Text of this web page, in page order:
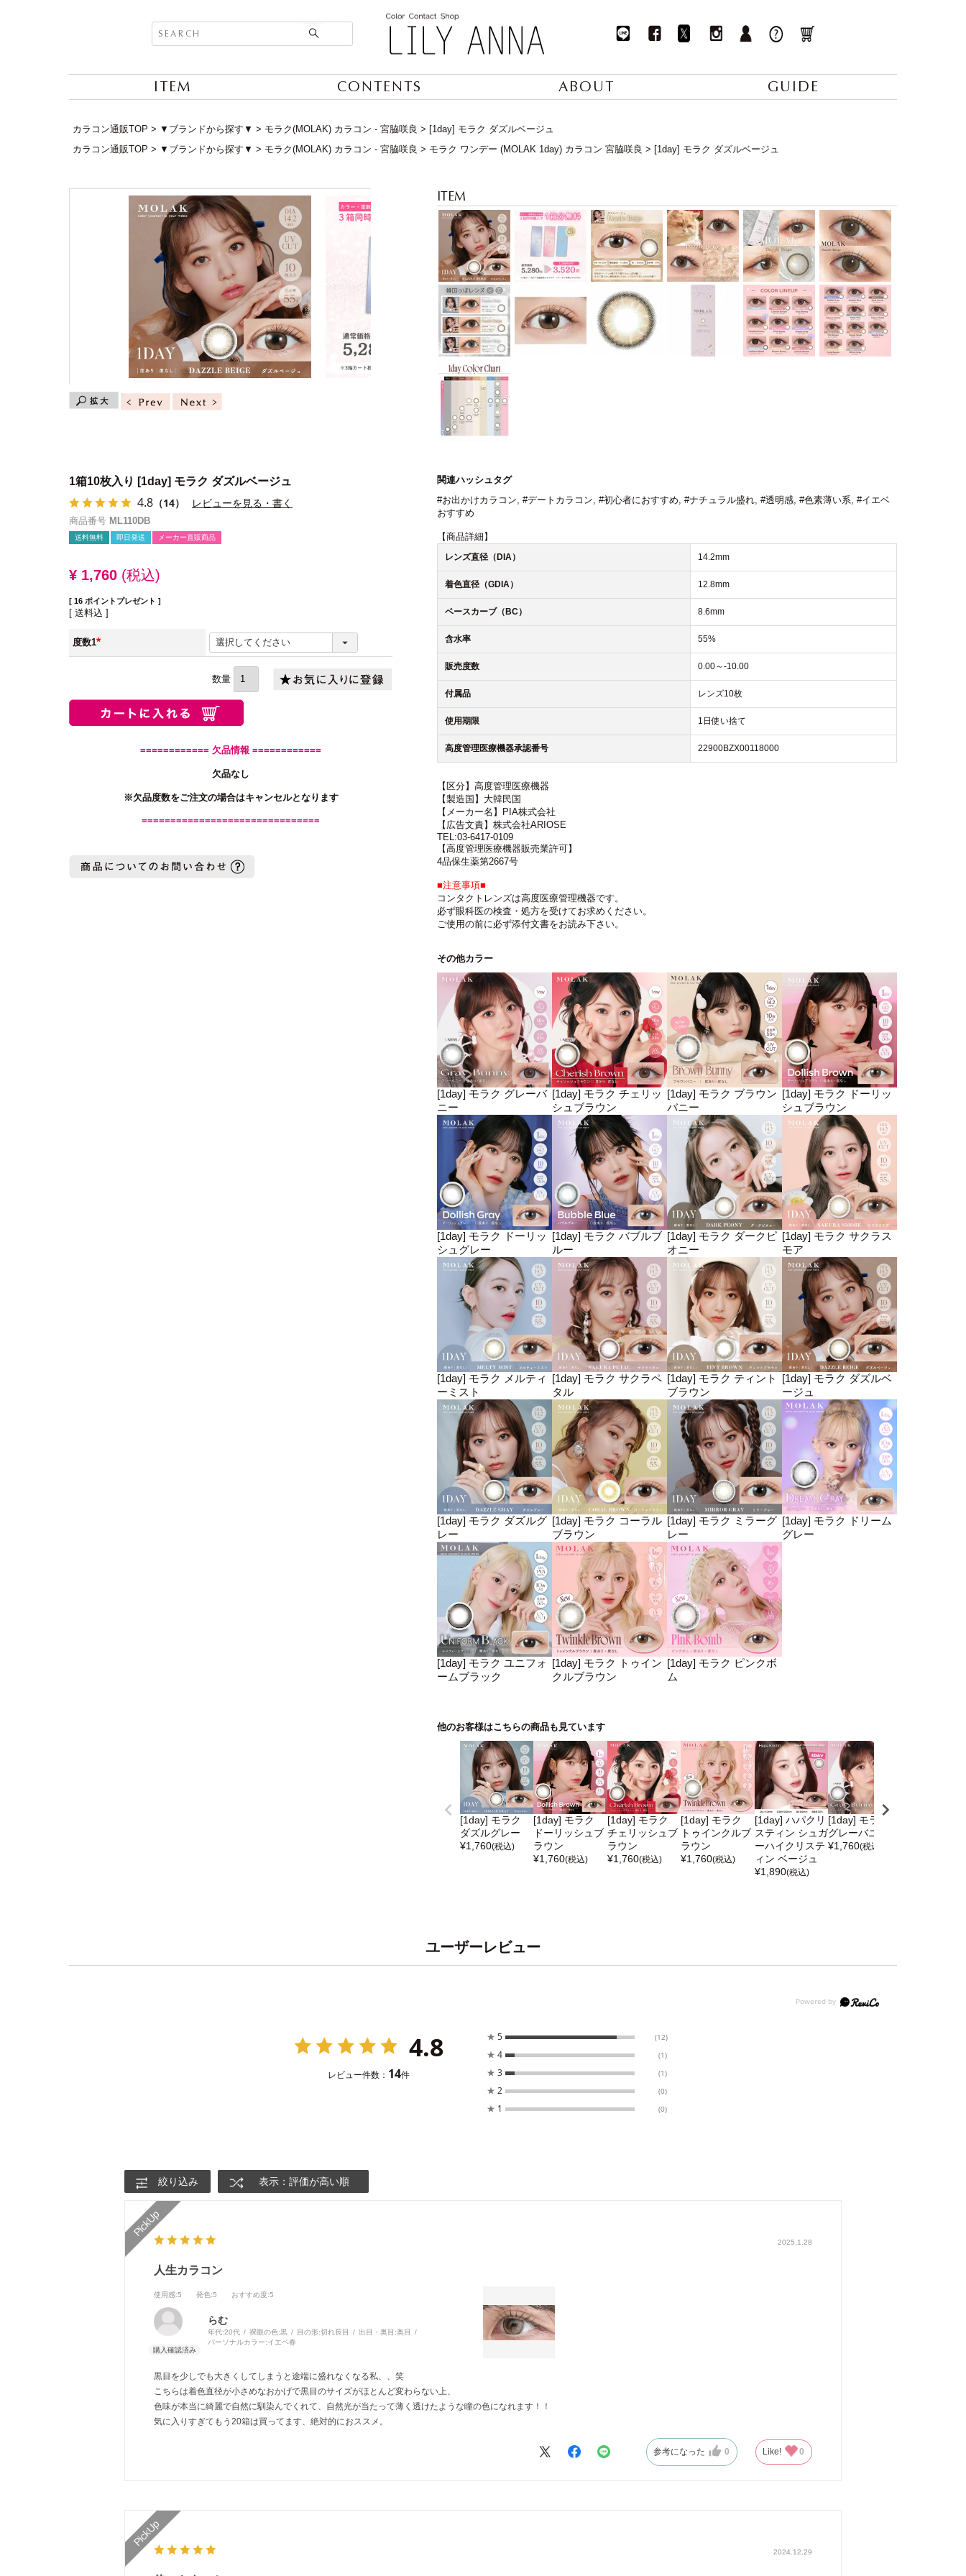
ITEM CONTENTS ABOUT GUIDE
カラコン通販TOP ▼ブランドから探す▼ モラク(MOLAK) カラコン - 宮脇咲良
[1day] モラク ダズルベージュ
カラコン通販TOP
▼ブランドから探す▼ モラク(MOLAK) カラコン - 宮脇咲良 モラク ワンデー (MOLAK 1day) カラコン 宮脇咲良 [1day] モラク ダズルベージュ
1箱10枚入り [1day] モラク ダズルベージュ
4.8 （14） レビューを見る・書く
商品番号 ML110DB
送料無料 即日発送 メーカー直販商品
¥ 1,760 税込
[ 16 ポイントプレゼント ]
送料込
度数1
(必
============ 欠品情報 ============
欠品なし
※欠品度数をご注文の場合はキャンセルとなります
===============================
関連ハッシュタグ
#お出かけカラコン, #デートカラコン, #初心者におすすめ, #ナチュラル盛れ, #透明感, #色素薄い系, #イエベ
おすすめ
【商品詳細】
レンズ直径（DIA） 14.2mm
着色直径（GDIA） 12.8mm
ベースカーブ（BC） 8.6mm
含水率 55%
販売度数 0.00～-10.00
付属品 レンズ10枚
使用期限 1日使い捨て
高度管理医療機器承認番号 22900BZX00118000
【区分】高度管理医療機器
【製造国】大韓民国
【メーカー名】PIA株式会社
【広告文責】株式会社ARIOSE
TEL:03-6417-0109
【高度管理医療機器販売業許可】
4品保生薬第2667号
■注意事項■
コンタクトレンズは高度医療管理機器です。
必ず眼科医の検査・処方を受けてお求めください。
ご使用の前に必ず添付文書をお読み下さい。
その他カラー
[1day] モラク グレーバ
ニー
[1day] モラク チェリッ
シュブラウン
[1day] モラク ブラウン
バニー
[1day] モラク ドーリッ
シュブラウン
[1day] モラク ドーリッ
シュグレー
[1day] モラク バブルブ
ルー
[1day] モラク ダークピ
オニー
[1day] モラク サクラス
モア
[1day] モラク メルティ
ーミスト
[1day] モラク サクラペ
タル
[1day] モラク ティント
ブラウン
[1day] モラク ダズルベ
ージュ
[1day] モラク ダズルグ
レー
[1day] モラク コーラル
ブラウン
[1day] モラク ミラーグ
レー
[1day] モラク ドリーム
グレー
[1day] モラク ユニフォ
ームブラック
[1day] モラク トゥイン
クルブラウン
[1day] モラク ピンクボ
ム
他のお客様はこちらの商品も見ています
[1day] モラク
ダズルグレー
¥1,760(税込)
[1day] モラク
ドーリッシュブ
ラウン
¥1,760(税込)
[1day] モラク
チェリッシュブ
ラウン
¥1,760(税込)
[1day] モラク
トゥインクルブ
ラウン
¥1,760(税込)
[1day] ハパクリ
スティン シュガ
ーハイクリステ
ィン ベージュ
¥1,890(税込)
[1day] モラク
グレーバニー
¥1,760(税込)
ユーザーレビュー
4.8
レビュー件数： 14件
★ 5 (12)
★ 4 (1)
★ 3 (1)
★ 2 (0)
★ 1 (0)
絞り込み 表示：評価が高い順
2025.1.28
人生カラコン
使用感:5 発色:5 おすすめ度:5
らむ
年代:20代 裸眼の色:黒 目の形:切れ長目 出目・奥目:奥目
パーソナルカラー:イエベ春
黒目を少しでも大きくしてしまうと途端に盛れなくなる私、、笑
こちらは着色直径が小さめなおかげで黒目のサイズがほとんど変わらない上、
色味が本当に綺麗で自然に馴染んでくれて、自然光が当たって薄く透けたような瞳の色になれます！！
気に入りすぎてもう20箱は買ってます、絶対的におススメ。
参考になった 0 Like! 0
2024.12.29